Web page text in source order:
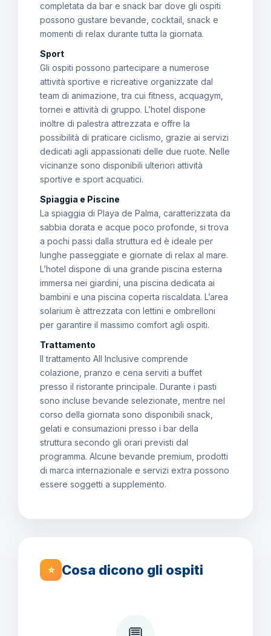
completata da bar e snack bar dove gli ospiti
possono gustare bevande, cocktail, snack e
momenti di relax durante tutta la giornata.
Sport
Gli ospiti possono partecipare a numerose
attività sportive e ricreative organizzate dal
team di animazione, tra cui fitness, acquagym,
tornei e attività di gruppo. L’hotel dispone
inoltre di palestra attrezzata e offre la
possibilità di praticare ciclismo, grazie ai servizi
dedicati agli appassionati delle due ruote. Nelle
vicinanze sono disponibili ulteriori attività
sportive e sport acquatici.
Spiaggia e Piscine
La spiaggia di Playa de Palma, caratterizzata da
sabbia dorata e acque poco profonde, si trova
a pochi passi dalla struttura ed è ideale per
lunghe passeggiate e giornate di relax al mare.
L’hotel dispone di una grande piscina esterna
immersa nei giardini, una piscina dedicata ai
bambini e una piscina coperta riscaldata. L’area
solarium è attrezzata con lettini e ombrelloni
per garantire il massimo comfort agli ospiti.
Trattamento
Il trattamento All Inclusive comprende
colazione, pranzo e cena serviti a buffet
presso il ristorante principale. Durante i pasti
sono incluse bevande selezionate, mentre nel
corso della giornata sono disponibili snack,
gelati e consumazioni presso i bar della
struttura secondo gli orari previsti dal
programma. Alcune bevande premium, prodotti
di marca internazionale e servizi extra possono
essere soggetti a supplemento.
⭐ Cosa dicono gli ospiti